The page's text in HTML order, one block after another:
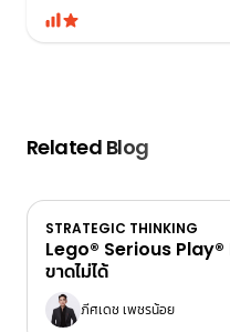
Related Blog
STRATEGIC THINKING
Lego® Serious Play®
ขาดไม่ได้
ภีศเดช เพชรน้อย